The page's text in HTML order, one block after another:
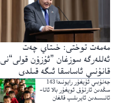
مەمەت توختى: خىتاي چەت
ئەللەرگە سوزغان ”ئۇزۇن قولى“نى
قانۇنىي ئاساسقا ئىگە قىلدى
جەنۇبىي ئۇيغۇر رايونىدا 143
مىڭدىن ئارتۇق ئويغۇر بالا ئاتا-
ئانىسىدىن ئايرىلىپ قالغان